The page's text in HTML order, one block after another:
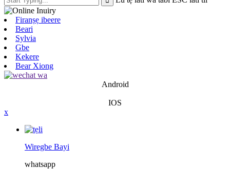
Firanṣẹ ibeere
Beari
Sylvia
Gbe
Kekere
Bear Xiong
Android
IOS
x
Wiregbe Bayi
whatsapp